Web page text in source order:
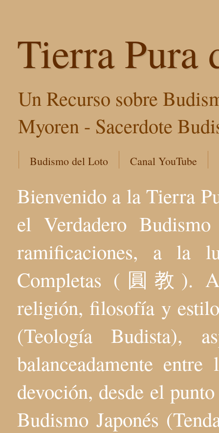
Tierra Pura
Un Recurso sobre
Myoren - Sacerdote
Budismo del Loto Canal YouTube
Bienvenido a la Tierra
el Verdadero
ramificaciones, a la
Completas (圓教).
religión, filosofía y
(Teología Budista),
balanceadamente
devoción, desde el
Budismo Japonés